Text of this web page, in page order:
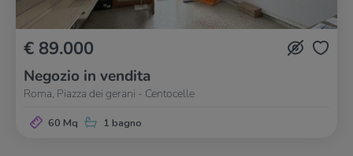
€ 89.000
Negozio in vendita
Roma, Piazza dei gerani - Centocelle
60 Mq 1 bagno